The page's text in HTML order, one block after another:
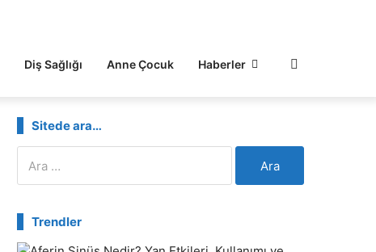
Diş Sağlığı Anne Çocuk Haberler
Sitede ara…
Trendler